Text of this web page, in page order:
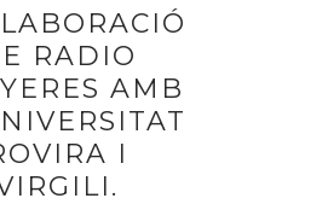
RADIO
AMB
I